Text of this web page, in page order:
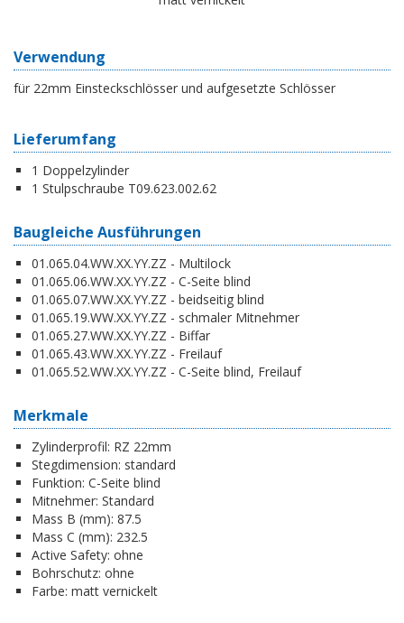
Verwendung
für 22mm Einsteckschlösser und aufgesetzte Schlösser
Lieferumfang
1 Doppelzylinder
1 Stulpschraube T09.623.002.62
Baugleiche Ausführungen
01.065.04.WW.XX.YY.ZZ - Multilock
01.065.06.WW.XX.YY.ZZ - C-Seite blind
01.065.07.WW.XX.YY.ZZ - beidseitig blind
01.065.19.WW.XX.YY.ZZ - schmaler Mitnehmer
01.065.27.WW.XX.YY.ZZ - Biffar
01.065.43.WW.XX.YY.ZZ - Freilauf
01.065.52.WW.XX.YY.ZZ - C-Seite blind, Freilauf
Merkmale
Zylinderprofil: RZ 22mm
Stegdimension: standard
Funktion: C-Seite blind
Mitnehmer: Standard
Mass B (mm): 87.5
Mass C (mm): 232.5
Active Safety: ohne
Bohrschutz: ohne
Farbe: matt vernickelt